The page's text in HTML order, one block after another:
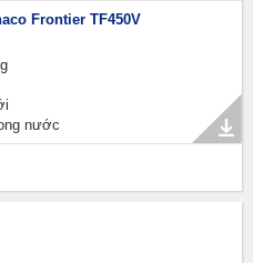
Frontier TF450V
nước